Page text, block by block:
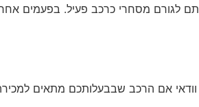
לגורם מסחרי כרכב פעיל. בפעמים
אם הרכב שבבעלותכם מתאים